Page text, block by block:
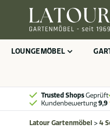
LOUNGEMÖBEL
Trusted ShopsGeprüft
Kundenbewertung9,9
Latour Gartenmöbel > 4